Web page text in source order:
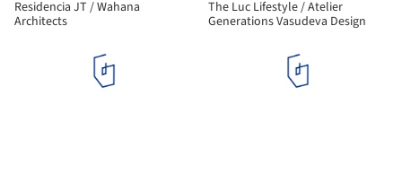
Residencia JT / Wahana
Architects
The Luc Lifestyle / Atelier
Generations Vasudeva Design